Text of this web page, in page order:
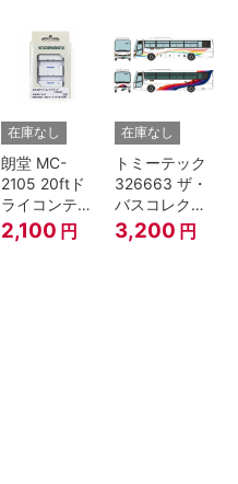
在庫なし
朗堂 MC-
2105 20ftド
ライコンテナ
タイプ
TRANCY
2,100 円
在庫なし
トミーテック
326663 ザ・
バスコレクシ
ョン 西日本鉄
道・九州産交
3,200 円